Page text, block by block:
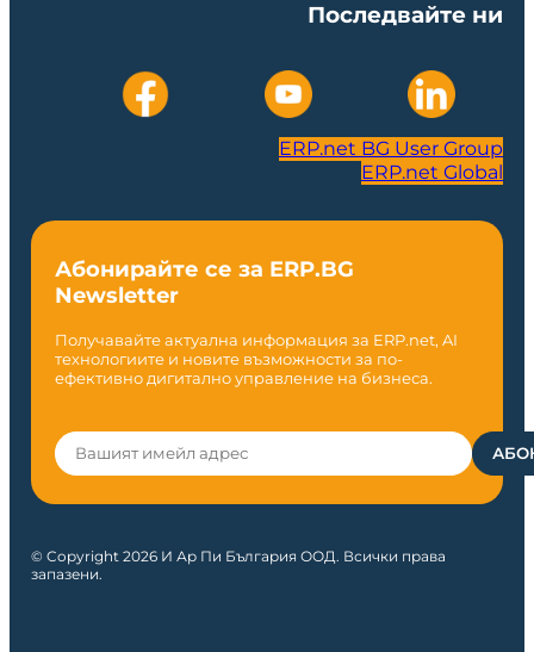
Последвайте ни
ERP.net BG User Group
ERP.net Global
Абонирайте се за ERP.BG
Newsletter
Получавайте актуална информация за ERP.net, AI
технологиите и новите възможности за по-
ефективно дигитално управление на бизнеса.
© Copyright 2026 И Ар Пи България ООД. Всички права
запазени.